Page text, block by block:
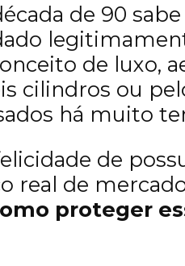
de 90
de luxo,
cilindros ou
há muito
de
real de
proteger